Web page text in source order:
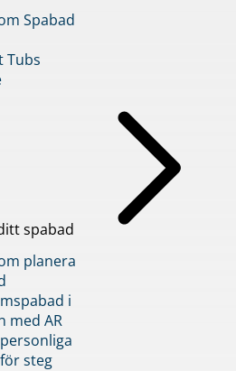
Spabad
Tubs
spabad
planera
i
med AR
steg